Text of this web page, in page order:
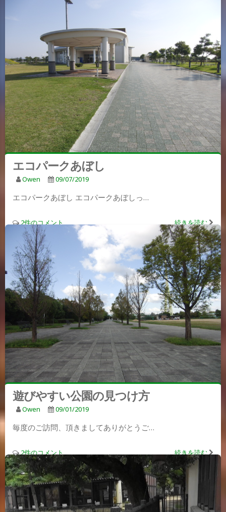
エコパークあぼし
Owen 09/07/2019
エコパークあぼし エコパークあぼしっ…
2件のコメント 続きを読む
遊びやすい公園の見つけ方
Owen 09/01/2019
毎度のご訪問、頂きましてありがとうご…
2件のコメント 続きを読む